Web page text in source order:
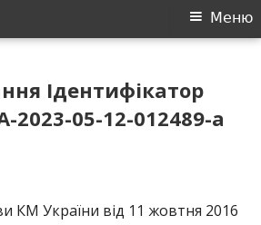
Меню
Ідентифікатор
2023-05-12-012489-a
КМ України від 11 жовтня 2016